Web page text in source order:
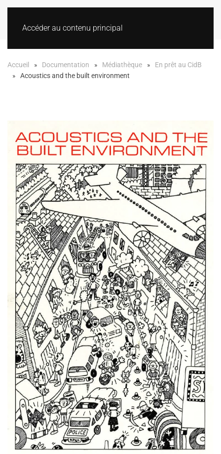
Accéder au contenu principal
Accueil Documentation Médiathèque
En prêt au CidB
Acoustics and the built environment